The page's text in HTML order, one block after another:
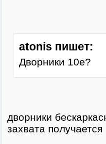
atonis пишет:
Дворники 10е?
дворники
захвата